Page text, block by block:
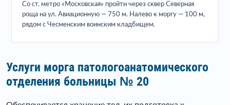
Со ст. метро «Московская» пройти через сквер Северная
роща на ул. Авиационную — 750 м. Налево к моргу — 100 м,
рядом с Чесменским воинским кладбищем.
Услуги морга патологоанатомического
отделения больницы № 20